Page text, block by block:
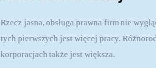
Rzecz jasna, obsługa prawna firm nie
tych pierwszych jest więcej pracy.
korporacjach także jest większa.